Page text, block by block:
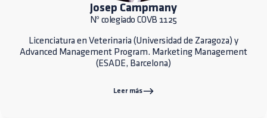
Josep Campmany
Nº colegiado COVB 1125
Licenciatura en Veterinaria (Universidad de Zaragoza) y
Advanced Management Program. Marketing Management
(ESADE, Barcelona)
Leer más